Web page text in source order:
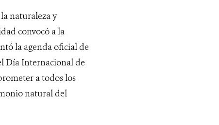
naturaleza y
convocó a la
la agenda oficial de
Día Internacional de
a todos los
natural del